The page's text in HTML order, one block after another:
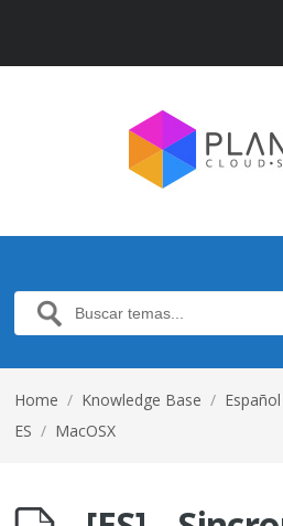
Home / Knowledge Base / Español
ES / MacOSX